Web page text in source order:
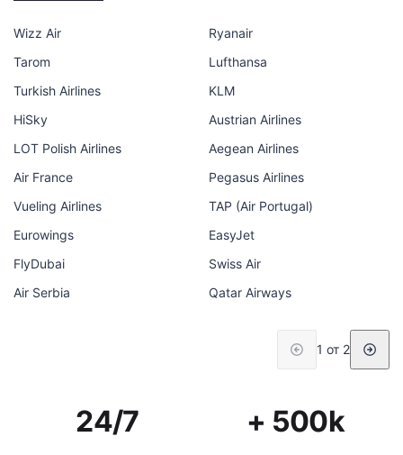
Wizz Air
Ryanair
Tarom
Lufthansa
Turkish Airlines
KLM
HiSky
Austrian Airlines
LOT Polish Airlines
Aegean Airlines
Air France
Pegasus Airlines
Vueling Airlines
TAP (Air Portugal)
Eurowings
EasyJet
FlyDubai
Swiss Air
Air Serbia
Qatar Airways
1 от 2
24/7 + 500k